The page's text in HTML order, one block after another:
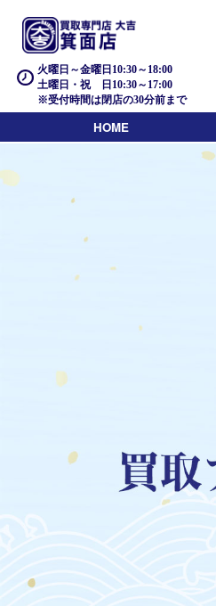
火曜日～金曜日10:30～18:00
土曜日・祝 日10:30～17:00
※受付時間は閉店の30分前まで
HOME